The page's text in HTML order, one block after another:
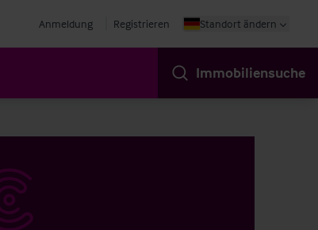
Anmeldung Registrieren Standort ändern
Immobiliensuche